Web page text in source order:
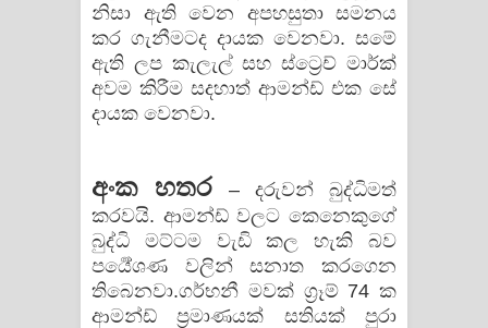
නිසා ඇති වෙන අපහසුතා සමනය
කර ගැනීමටද දායක වෙනවා. සමේ
ඇති ලප කැලැල් සහ ස්ට්‍රෙච් මාර්ක්
අවම කිරීම සදහාත් ආමන්ඩ් එක සේ
දායක වෙනවා.
අංක හතර – දරුවන් බුද්ධිමත්
කරවයි. ආමන්ඩ් වලට කෙනෙකුගේ
බුද්ධි මට්ටම වැඩි කල හැකි බව
පර්‍යේශණ වලින් සනාත කරගෙන
තිබෙනවා.ගර්භනී මවක් ග්‍රෑම් 74 ක
ආමන්ඩ් ප්‍රමාණයක් සතියක් පුරා